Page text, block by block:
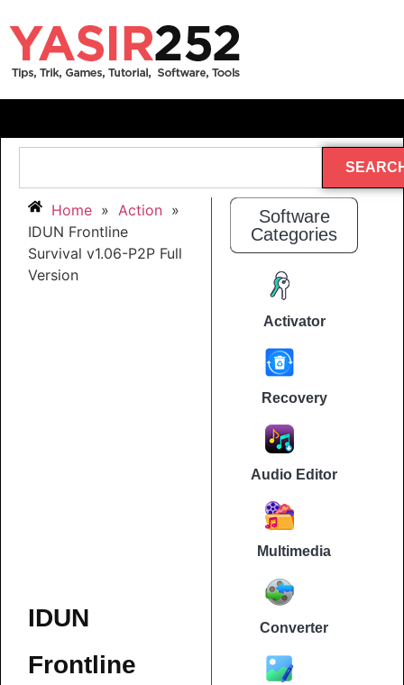
Home » Action »
IDUN Frontline
Survival v1.06-P2P Full
Version
IDUN
Frontline
Software
Categories
Activator
Recovery
Audio Editor
Multimedia
Converter